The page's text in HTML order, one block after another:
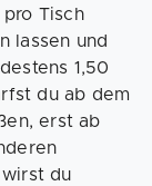
pro Tisch
lassen und
1,50
du ab dem
erst ab
wirst du